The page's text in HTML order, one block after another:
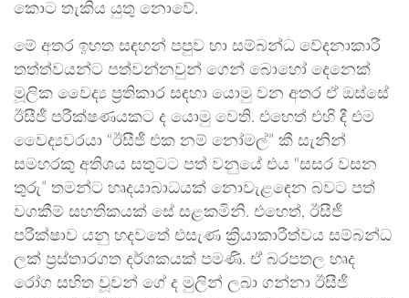
කොට තැකිය යුතු නොවේ.
මේ අතර ඉහත සඳහන් පපුව හා සම්බන්ධ වේදනාකාරී
තත්ත්වයන්ට පත්වන්නවුන් ගෙන් බොහෝ දෙනෙක්
මූලික වෛද්‍ය ප්‍රතිකාර සඳහා යොමු වන අතර ඒ ඔස්සේ
ඊසීජී පරීක්ෂණයකට ද යොමු වෙති. එහෙත් එහි දී එම
වෛද්‍යවරයා “ඊසීජී එක නම් නෝමල්” කී සැනින්
සමහරකු අතිශය සතුටට පත් වනුයේ එය “සසර වසන
තුරු” තමන්ට හෘදයාබාධයක් නොවැළඳෙන බවට පත්
වගකීම් සහතිකයක් සේ සළකමිනි. එහෙත්, ඊසීජී
පරීක්ෂාව යනු හදවතේ එසැණ ක්‍රියාකාරීත්වය සම්බන්ධ
ලක් ප්‍රස්තාරගත දර්ශකයක් පමණි. ඒ බරපතල හෘද
රෝග සහිත වූවන් ගේ ද මුලින් ලබා ගන්නා ඊසීජී